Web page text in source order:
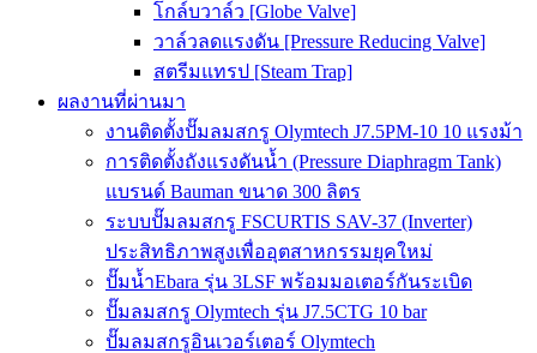
โกล์บวาล์ว [Globe Valve]
วาล์วลดแรงดัน [Pressure Reducing Valve]
สตรีมแทรป [Steam Trap]
ผลงานที่ผ่านมา
งานติดตั้งปั๊มลมสกรู Olymtech J7.5PM-10 10 แรงม้า
การติดตั้งถังแรงดันน้ำ (Pressure Diaphragm Tank)
แบรนด์ Bauman ขนาด 300 ลิตร
ระบบปั๊มลมสกรู FSCURTIS SAV-37 (Inverter)
ประสิทธิภาพสูงเพื่ออุตสาหกรรมยุคใหม่
ปั๊มน้ำEbara รุ่น 3LSF พร้อมมอเตอร์กันระเบิด
ปั๊มลมสกรู Olymtech รุ่น J7.5CTG 10 bar
ปั๊มลมสกรูอินเวอร์เตอร์ Olymtech